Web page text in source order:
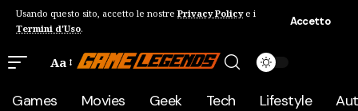
Usando questo sito, accetto le nostre Privacy Policye i
Termini d'Uso.
Accetto
Aa
Games Movies Geek Tech Lifestyle